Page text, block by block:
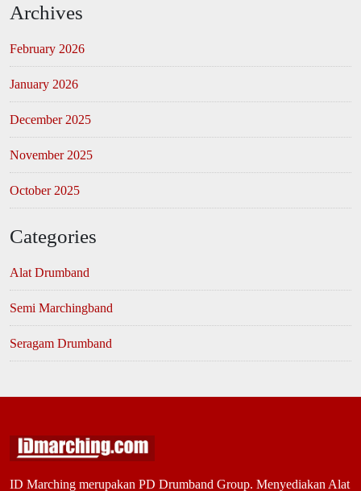
Archives
February 2026
January 2026
December 2025
November 2025
October 2025
Categories
Alat Drumband
Semi Marchingband
Seragam Drumband
ID Marching merupakan PD Drumband Group. Menyediakan Alat